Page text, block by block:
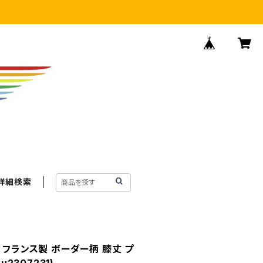
細検索
ランス製 ボーダー柄 膝丈 プ